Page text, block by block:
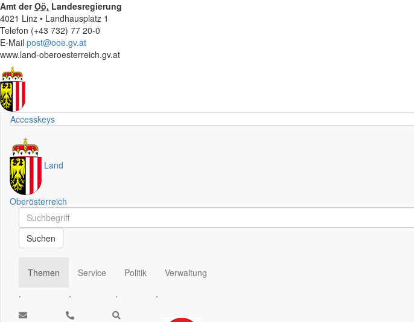
Amt derOö. Landesregierung
4021 Linz • Landhausplatz 1
Telefon (+43 732) 77 20-0
E-Mail post@ooe.gv.at
www.land-oberoesterreich.gv.at
Accesskeys
Land
Oberösterreich
Schnellsuche
Schnellsuche
Suchen
Themen
.
Service
.
Politik
.
Verwaltung
.